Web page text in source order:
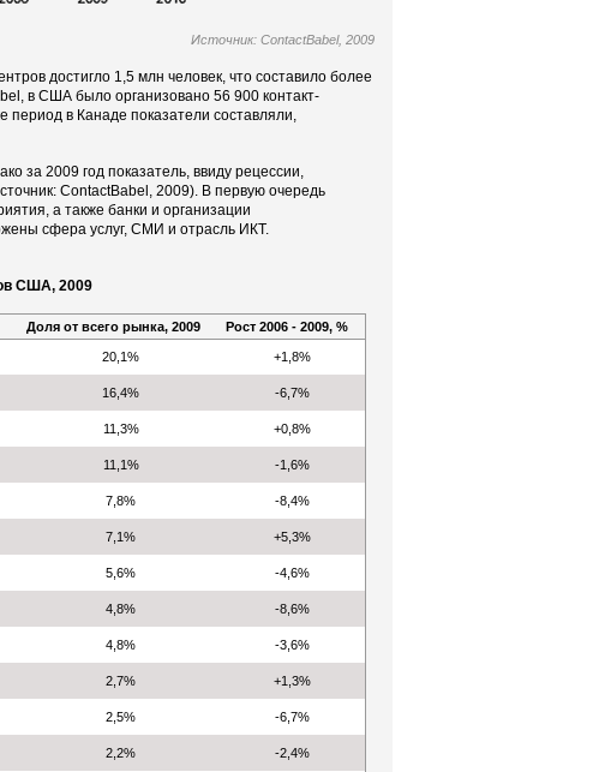
Источник: ContactBabel, 2009
достигло 1,5 млн человек, что составило более
в США было организовано 56 900 контакт-
период в Канаде показатели составляли,
за 2009 год показатель, ввиду рецессии,
ContactBabel, 2009). В первую очередь
а также банки и организации
сфера услуг, СМИ и отрасль ИКТ.
США, 2009
Доля от всего рынка, 2009 Рост 2006 - 2009, %
20,1% +1,8%
16,4% -6,7%
11,3% +0,8%
11,1% -1,6%
7,8% -8,4%
7,1% +5,3%
5,6% -4,6%
4,8% -8,6%
4,8% -3,6%
2,7% +1,3%
2,5% -6,7%
2,2% -2,4%